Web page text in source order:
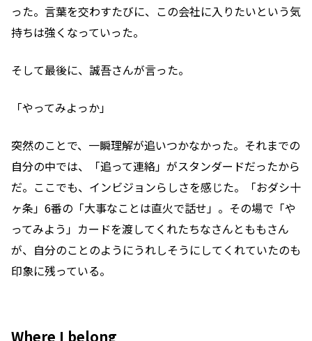
った。言葉を交わすたびに、この会社に入りたいという気
持ちは強くなっていった。
そして最後に、誠吾さんが言った。
「やってみよっか」
突然のことで、一瞬理解が追いつかなかった。それまでの
自分の中では、「追って連絡」がスタンダードだったから
だ。ここでも、インビジョンらしさを感じた。「おダシ十
ヶ条」6番の「大事なことは直火で話せ」。その場で「や
ってみよう」カードを渡してくれたちなさんとももさん
が、自分のことのようにうれしそうにしてくれていたのも
印象に残っている。
Where I belong